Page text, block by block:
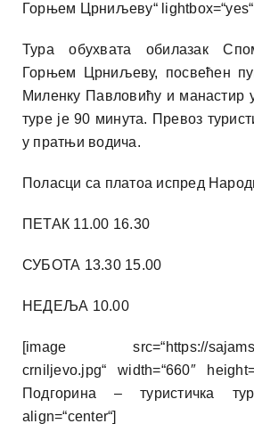
Горњем Црниљеву“ lightbox=“yes“
Тура обухвата обилазак
Горњем Црниљеву, посвећен
Миленку Павловићу и манастир
туре је 90 минута. Превоз
у пратњи водича.
Поласци са платоа испред
ПЕТАК 11.00 16.30
СУБОТА 13.30 15.00
НЕДЕЉА 10.00
[image src=“https://
crniljevo.jpg“ width=“660″
Подгорина – туристичка
align=“center“]